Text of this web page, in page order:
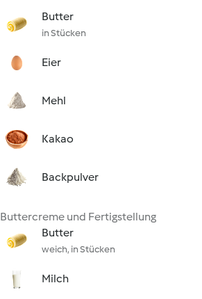
Butter
in Stücken
Eier
Mehl
Kakao
Backpulver
Buttercreme und Fertigstellung
Butter
weich, in Stücken
Milch